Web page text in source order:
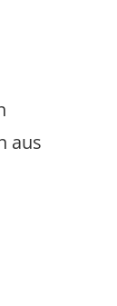
aus